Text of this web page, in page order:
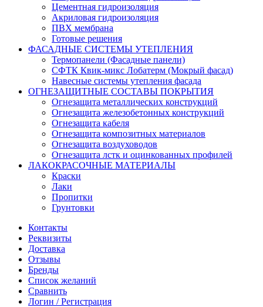
Цементная гидроизоляция
Акриловая гидроизоляция
ПВХ мембрана
Готовые решения
ФАСАДНЫЕ СИСТЕМЫ УТЕПЛЕНИЯ
Термопанели (Фасадные панели)
СФТК Квик-микс Лобатерм (Мокрый фасад)
Навесные системы утепления фасада
ОГНЕЗАЩИТНЫЕ СОСТАВЫ ПОКРЫТИЯ
Огнезащита металлических конструкций
Огнезащита железобетонных конструкций
Огнезащита кабеля
Огнезащита композитных материалов
Огнезащита воздуховодов
Огнезащита лстк и оцинкованных профилей
ЛАКОКРАСОЧНЫЕ МАТЕРИАЛЫ
Краски
Лаки
Пропитки
Грунтовки
Контакты
Реквизиты
Доставка
Отзывы
Бренды
Список желаний
Сравнить
Логин / Регистрация